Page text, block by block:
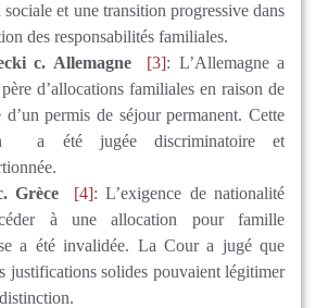
et une transition progressive dans
des responsabilités familiales.
c. Allemagne
[3]: L’Allemagne a
d’allocations familiales en raison de
d’un permis de séjour permanent. Cette
a été jugée discriminatoire et
Grèce
[4]: L’exigence de nationalité
à une allocation pour famille
a été invalidée. La Cour a jugé que
justifications solides pouvaient légitimer